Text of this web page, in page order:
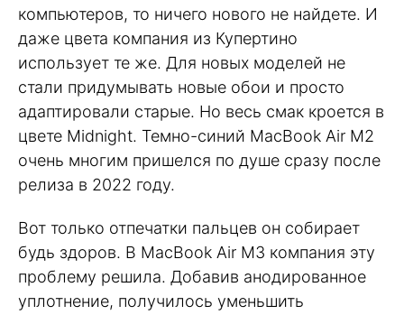
компьютеров, то ничего нового не найдете. И
даже цвета компания из Купертино
использует те же. Для новых моделей не
стали придумывать новые обои и просто
адаптировали старые. Но весь смак кроется в
цвете Midnight. Темно-синий MacBook Air M2
очень многим пришелся по душе сразу после
релиза в 2022 году.
Вот только отпечатки пальцев он собирает
будь здоров. В MacBook Air M3 компания эту
проблему решила. Добавив анодированное
уплотнение, получилось уменьшить